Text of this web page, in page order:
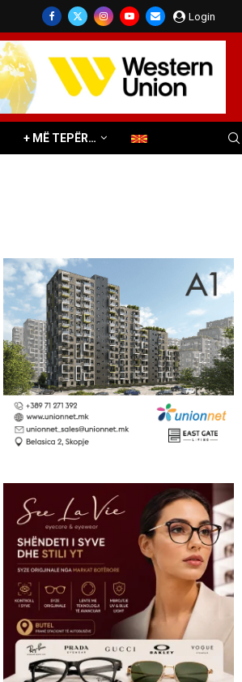
Login
+ MË TEPËR…